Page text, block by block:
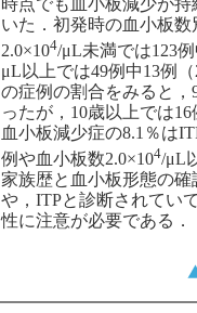
いた．初発時の血小板
2.0×104/μL未満では123
μL以上では49例中13例
の症例の割合をみると，
ったが，10歳以上では
血小板減少症の8.1％は
例や血小板数2.0×104/μL
家族歴と血小板形態の
や，ITPと診断されてい
性に注意が必要である．